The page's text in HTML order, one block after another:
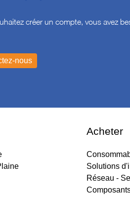
créer un compte, vous avez
Acheter
Solutions
Réseau -